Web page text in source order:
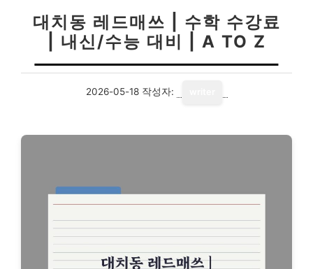
대치동 레드매쓰 | 수학 수강료
| 내신/수능 대비 | A TO Z
2026-05-18 작성자: